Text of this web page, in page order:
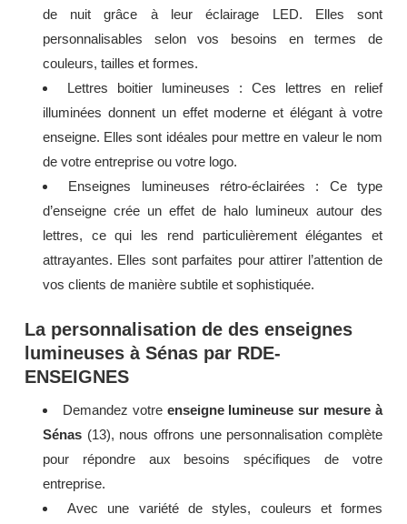
de nuit grâce à leur éclairage LED. Elles sont
personnalisables selon vos besoins en termes de
couleurs, tailles et formes.
Lettres boitier lumineuses : Ces lettres en relief
illuminées donnent un effet moderne et élégant à votre
enseigne. Elles sont idéales pour mettre en valeur le nom
de votre entreprise ou votre logo.
Enseignes lumineuses rétro-éclairées : Ce type
d’enseigne crée un effet de halo lumineux autour des
lettres, ce qui les rend particulièrement élégantes et
attrayantes. Elles sont parfaites pour attirer l’attention de
vos clients de manière subtile et sophistiquée.
La personnalisation de des enseignes
lumineuses à Sénas par RDE-
ENSEIGNES
Demandez votre enseigne lumineuse sur mesure à
Sénas(13), nous offrons une personnalisation complète
pour répondre aux besoins spécifiques de votre
entreprise.
Avec une variété de styles, couleurs et formes